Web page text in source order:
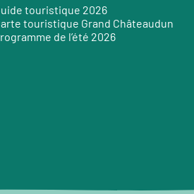
touristique 2026
touristique Grand Châteaudun
de l’été 2026